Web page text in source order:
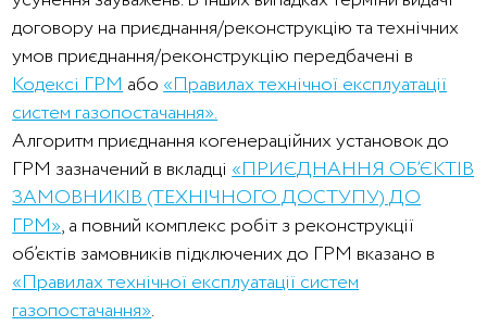
договору на приєднання/реконструкцію та технічних
умов приєднання/реконструкцію передбачені в
Кодексі ГРМабо«Правилах технічної експлуатації
систем газопостачання».
Алгоритм приєднання когенераційних установок до
ГРМ зазначений в вкладці«ПРИЄДНАННЯ ОБ’ЄКТІВ
ЗАМОВНИКІВ (ТЕХНІЧНОГО ДОСТУПУ) ДО
ГРМ», а повний комплекс робіт з реконструкції
об’єктів замовників підключених до ГРМ вказано в
«Правилах технічної експлуатації систем
газопостачання».